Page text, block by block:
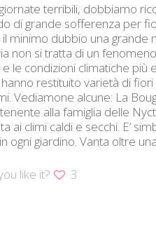
terribili, dobbiamo
di grande sofferenza per
il minimo dubbio una grande
non si tratta di un
e le condizioni climatiche
hanno restituito varietà di
Vediamone alcune: La
alla famiglia delle
ai climi caldi e secchi. E’
ogni giardino. Vanta oltre
like it? 3